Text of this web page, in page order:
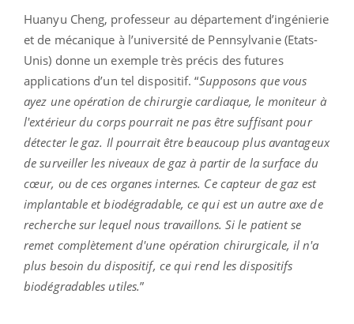
Huanyu Cheng, professeur au département d’ingénierie
et de mécanique à l’université de Pennsylvanie (Etats-
Unis) donne un exemple très précis des futures
applications d’un tel dispositif. “Supposons que vous
ayez une opération de chirurgie cardiaque, le moniteur à
l'extérieur du corps pourrait ne pas être suffisant pour
détecter le gaz. Il pourrait être beaucoup plus avantageux
de surveiller les niveaux de gaz à partir de la surface du
cœur, ou de ces organes internes. Ce capteur de gaz est
implantable et biodégradable, ce qui est un autre axe de
recherche sur lequel nous travaillons. Si le patient se
remet complètement d'une opération chirurgicale, il n'a
plus besoin du dispositif, ce qui rend les dispositifs
biodégradables utiles.”